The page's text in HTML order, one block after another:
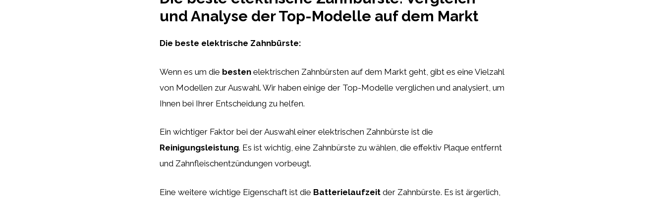
und Analyse der Top-Modelle auf dem Markt
Die beste elektrische Zahnbürste:
Wenn es um die besten elektrischen Zahnbürsten auf dem Markt geht, gibt es eine Vielzahl
von Modellen zur Auswahl. Wir haben einige der Top-Modelle verglichen und analysiert, um
Ihnen bei Ihrer Entscheidung zu helfen.
Ein wichtiger Faktor bei der Auswahl einer elektrischen Zahnbürste ist die
Reinigungsleistung. Es ist wichtig, eine Zahnbürste zu wählen, die effektiv Plaque entfernt
und Zahnfleischentzündungen vorbeugt.
Eine weitere wichtige Eigenschaft ist die Batterielaufzeit der Zahnbürste. Es ist ärgerlich,